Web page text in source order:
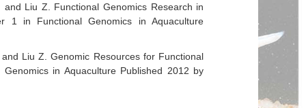
Liu Z. Functional Genomics Research in
1 in Functional Genomics in Aquaculture
Liu Z. Genomic Resources for Functional
in Aquaculture Published 2012 by